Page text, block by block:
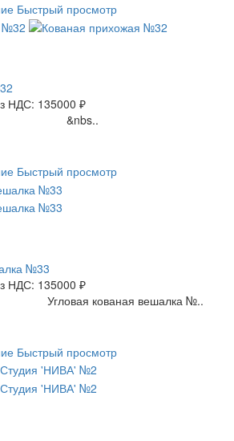
Быстрый просмотр
НДС: 135000 ₽
Быстрый просмотр
№33
НДС: 135000 ₽
вешалка №..
Быстрый просмотр